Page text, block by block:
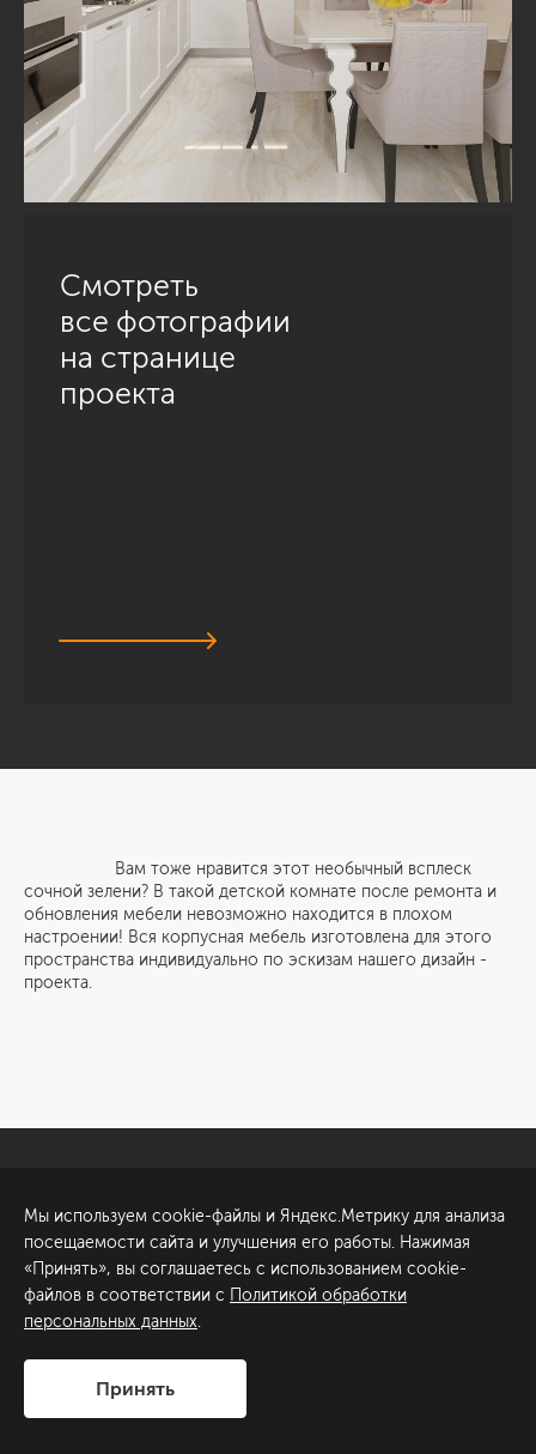
Смотреть
все фотографии
на странице
проекта
Вам тоже нравится этот необычный всплеск
сочной зелени? В такой детской комнате после ремонта и
обновления мебели невозможно находится в плохом
настроении! Вся корпусная мебель изготовлена для этого
пространства индивидуально по эскизам нашего дизайн -
проекта.
Обсудить проект
ул. Академика Павлова, 6
к1
+7 (812) 200-95-55
Сделано в
Мы используем cookie-файлы и Яндекс.Метрику для анализа
посещаемости сайта и улучшения его работы. Нажимая
«Принять», вы соглашаетесь с использованием cookie-
файлов в соответствии с Политикой обработки
персональных данных.
Принять